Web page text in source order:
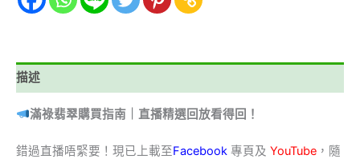
描述
滿祿翡翠購買指南｜直播精選回放看得回！
錯過直播唔緊要！現已上載至Facebook 專頁及 YouTube ，隨